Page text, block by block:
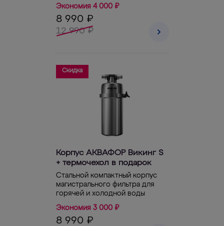
Экономия 4 000 ₽
8 990 ₽
12 990 ₽
Скидка
Корпус АКВАФОР Викинг S
+ термочехол в подарок
Стальной компактный корпус
магистрального фильтра для
горячей и холодной воды
Экономия 3 000 ₽
8 990 ₽